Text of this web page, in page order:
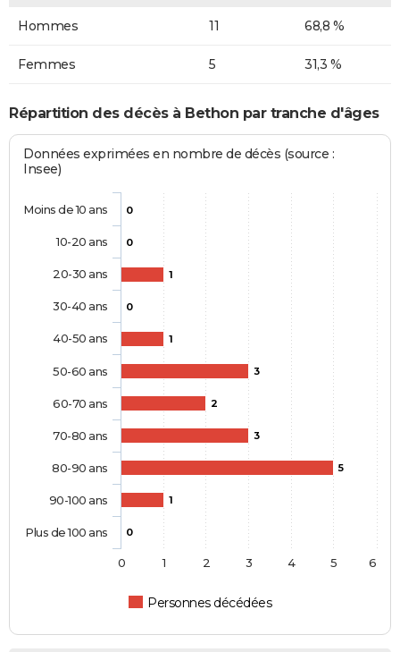
Hommes 11 68,8 %
Femmes 5 31,3 %
Répartition des décès à Bethon par tranche d'âges
Données exprimées en nombre de décès (source :
Insee)
0
0
1
0
1
3
2
3
5
1
0
Personnes décédées
Moins de 10 ans
10-20 ans
20-30 ans
30-40 ans
40-50 ans
50-60 ans
60-70 ans
70-80 ans
80-90 ans
90-100 ans
Plus de 100 ans
0 1 2 3 4 5 6